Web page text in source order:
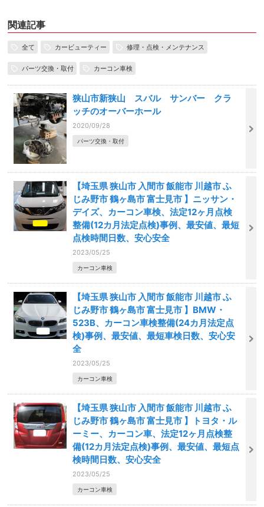
関連記事
全て カービューティー 修理・点検・メンテナンス
パーツ交換・取付 カーコン車検
狭山市新狭山 スバル サンバー クラ
ッチのオーバーホール
2020/09/28
パーツ交換・取付
【埼玉県 狭山市 入間市 飯能市 川越市 ふ
じみ野市 鶴ヶ島市 富士見市 】ニッサン・
デイズ、カーコン車検、法定12ヶ月点検
整備(12カ月法定点検)事例、最安値、最短
点検時間日数、安心安全
2023/05/25
カーコン車検
【埼玉県 狭山市 入間市 飯能市 川越市 ふ
じみ野市 鶴ヶ島市 富士見市 】BMW・
523B、カーコン車検整備(24カ月法定点
検)事例、最安値、最短車検日数、安心安
全
2023/05/25
カーコン車検
【埼玉県 狭山市 入間市 飯能市 川越市 ふ
じみ野市 鶴ヶ島市 富士見市 】トヨタ・ル
ーミー、カーコン車、法定12ヶ月点検整
備(12カ月法定点検)事例、最安値、最短点
検時間日数、安心安全
2023/05/25
カーコン車検